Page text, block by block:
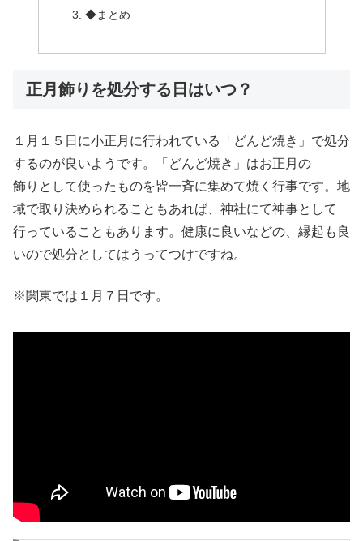
◆まとめ
正月飾りを処分する日はいつ？
１月１５日に小正月に行われている「どんど焼き」で処分
するのが良いようです。「どんど焼き」はお正月の
飾りとして使ったものを皆一斉に集めて焼く行事です。地
域で取り決められることもあれば、神社にて神事として
行っていることもあります。健康に良いなどの、縁起も良
いので処分としてはうってつけですね。
※関東では１月７日です。